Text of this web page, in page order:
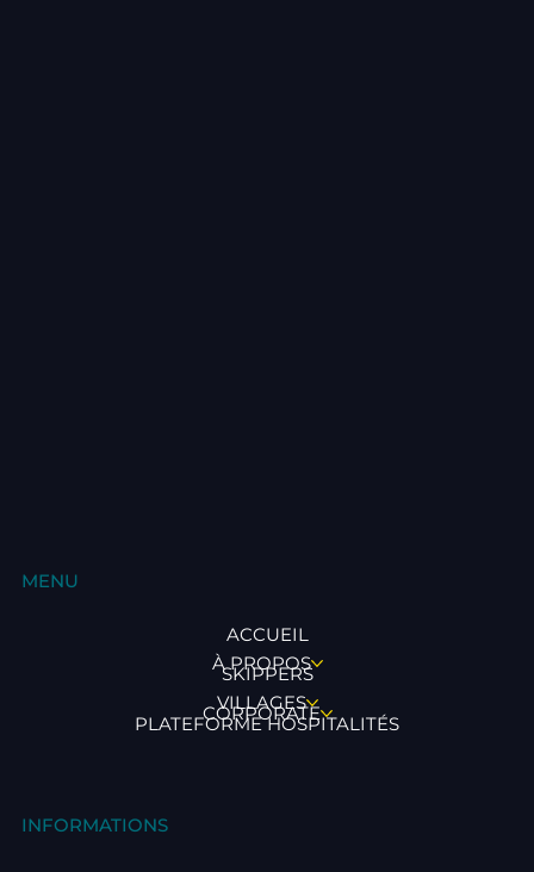
MENU
ACCUEIL
À PROPOS
SKIPPERS
VILLAGES
CORPORATE
PLATEFORME HOSPITALITÉS
INFORMATIONS